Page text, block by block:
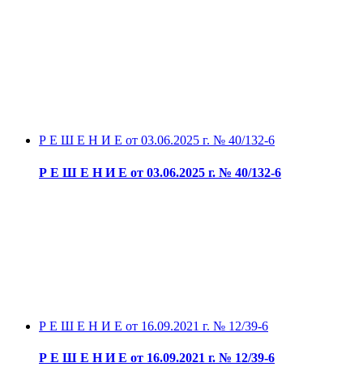
Р Е Ш Е Н И Е от 03.06.2025 г. № 40/132-6
Р Е Ш Е Н И Е от 03.06.2025 г. № 40/132-6
Р Е Ш Е Н И Е от 16.09.2021 г. № 12/39-6
Р Е Ш Е Н И Е от 16.09.2021 г. № 12/39-6